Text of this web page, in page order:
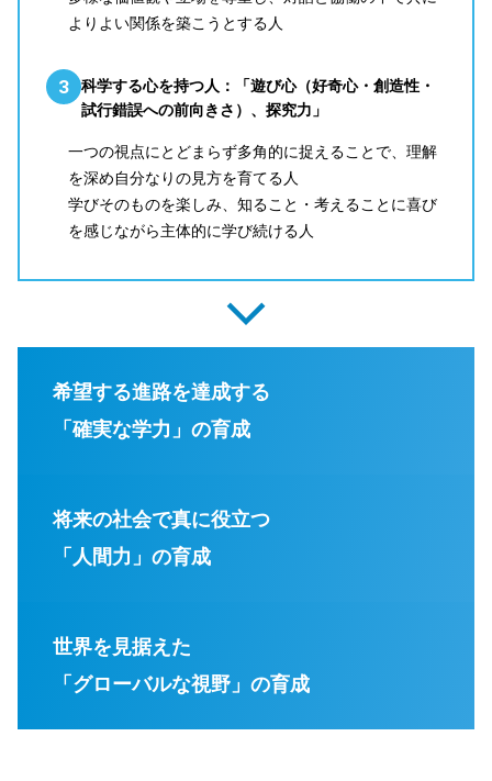
よりよい関係を築こうとする人
科学する心を持つ人：「遊び心（好奇心・創造性・
試行錯誤への前向きさ）、探究力」
一つの視点にとどまらず多角的に捉えることで、理解
を深め自分なりの見方を育てる人
学びそのものを楽しみ、知ること・考えることに喜び
を感じながら主体的に学び続ける人
希望する進路を達成する
「確実な学力」の育成
将来の社会で真に役立つ
「人間力」の育成
世界を見据えた
「グローバルな視野」の育成